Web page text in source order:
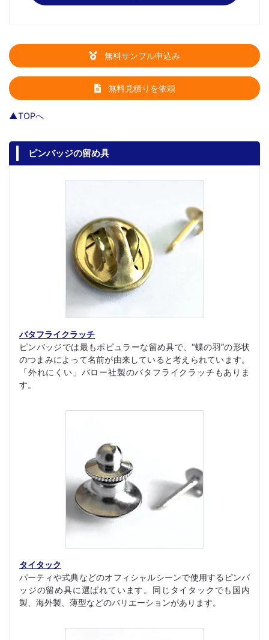
無料サンプル申込み
無料見積りを依頼
▲TOPへ
ピンバッジの留め具
バタフライクラッチ
ピンバッジでは最もポピュラーな留め具で、“蝶の羽”の形状
のつまみによって名前が由来していると考えられています。
「外れにくい」バロー社製のバタフライクラッチもありま
す。
タイタック
パーティや式典などのオフィシャルシーンで使用するピンバ
ッジの留め具に選ばれています。同じタイタックでも国内
製、海外製、薄型などのバリエーションがあります。